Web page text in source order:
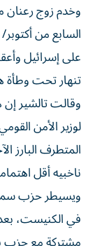
وخدم زوج
على إسرائيل
تنهار تحت
وقالت تالشير
لوزير الأمن
المتطرف البارز
ناخبيه أقل